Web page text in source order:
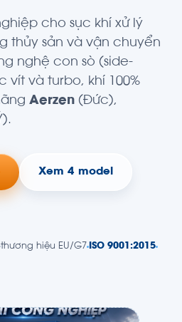
cho sục khí xử lý
thủy sản và vận chuyển
nghệ con sò (side-
vít và turbo, khí 100%
Aerzen (Đức),
Xem 4 model
thương hiệu EU/G7
ISO 9001:2015